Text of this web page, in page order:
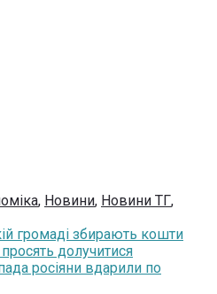
, Новини, Новини ТГ,
громаді збирають кошти
долучитися
росіяни вдарили по